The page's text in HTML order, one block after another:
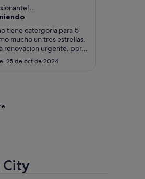
ago
al
11
tiene catergoria para 5
mucho un tres estrellas.
renovacion urgente. por
antes de las 12 me
25 de oct de 2024
City